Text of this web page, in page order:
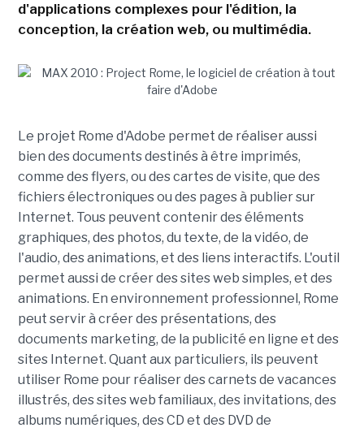
d'applications complexes pour l'édition, la
conception, la création web, ou multimédia.
Le projet Rome d'Adobe permet de réaliser aussi
bien des documents destinés à être imprimés,
comme des flyers, ou des cartes de visite, que des
fichiers électroniques ou des pages à publier sur
Internet. Tous peuvent contenir des éléments
graphiques, des photos, du texte, de la vidéo, de
l'audio, des animations, et des liens interactifs. L'outil
permet aussi de créer des sites web simples, et des
animations. En environnement professionnel, Rome
peut servir à créer des présentations, des
documents marketing, de la publicité en ligne et des
sites Internet. Quant aux particuliers, ils peuvent
utiliser Rome pour réaliser des carnets de vacances
illustrés, des sites web familiaux, des invitations, des
albums numériques, des CD et des DVD de